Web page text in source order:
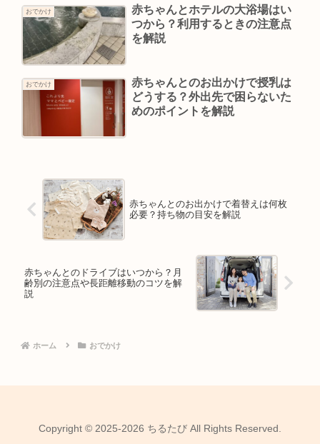
おでかけ
赤ちゃんとホテルの大浴場はい
つから？利用するときの注意点
を解説
おでかけ
赤ちゃんとのお出かけで授乳は
どうする？外出先で困らないた
めのポイントを解説
赤ちゃんとのお出かけで着替えは何枚
必要？持ち物の目安を解説
赤ちゃんとのドライブはいつから？月
齢別の注意点や長距離移動のコツを解
説
ホーム おでかけ
Copyright © 2025-2026 ちるたび All Rights Reserved.